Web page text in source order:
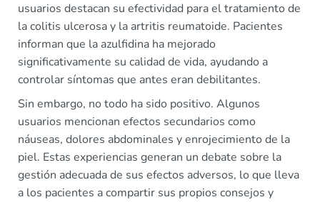
usuarios destacan su efectividad para el tratamiento de
la colitis ulcerosa y la artritis reumatoide. Pacientes
informan que la azulfidina ha mejorado
significativamente su calidad de vida, ayudando a
controlar síntomas que antes eran debilitantes.
Sin embargo, no todo ha sido positivo. Algunos
usuarios mencionan efectos secundarios como
náuseas, dolores abdominales y enrojecimiento de la
piel. Estas experiencias generan un debate sobre la
gestión adecuada de sus efectos adversos, lo que lleva
a los pacientes a compartir sus propios consejos y